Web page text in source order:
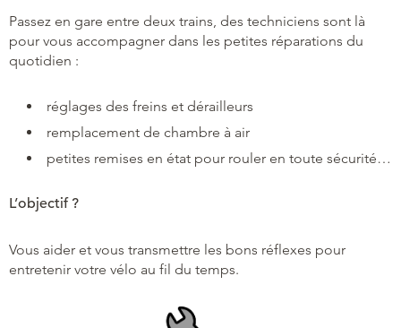
Passez en gare entre deux trains, des techniciens sont là
pour vous accompagner dans les petites réparations du
quotidien :
réglages des freins et dérailleurs
remplacement de chambre à air
petites remises en état pour rouler en toute sécurité…
L’objectif ?
Vous aider et vous transmettre les bons réflexes pour
entretenir votre vélo au fil du temps.